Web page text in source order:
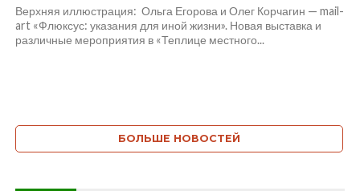
Верхняя иллюстрация: Ольга Егорова и Олег Корчагин — mail-
art «Флюксус: указания для иной жизни». Новая выставка и
различные мероприятия в «Теплице местного...
БОЛЬШЕ НОВОСТЕЙ